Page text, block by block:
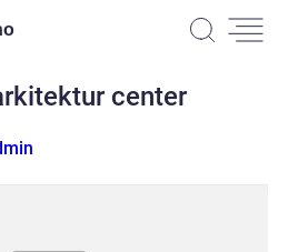
center